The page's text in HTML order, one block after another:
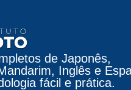
de Japonês,
Inglês e
fácil e prática.